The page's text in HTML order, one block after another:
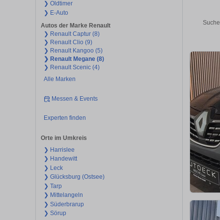
❯ Oldtimer
❯ E-Auto
Autos der Marke Renault
❯ Renault Captur (8)
❯ Renault Clio (9)
❯ Renault Kangoo (5)
❯ Renault Megane (8)
❯ Renault Scenic (4)
Alle Marken
Messen & Events
Experten finden
Orte im Umkreis
❯ Harrislee
❯ Handewitt
❯ Leck
❯ Glücksburg (Ostsee)
❯ Tarp
❯ Mittelangeln
❯ Süderbrarup
❯ Sörup